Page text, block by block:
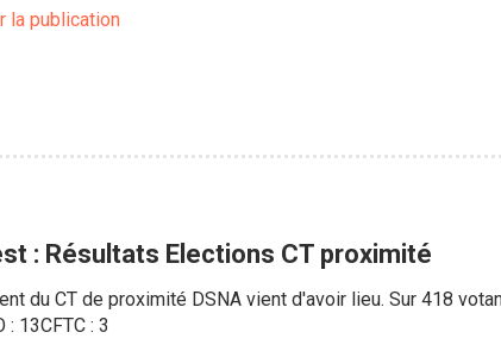
la publication
: Résultats Elections CT proximité
du CT de proximité DSNA vient d'avoir lieu. Sur 418
: 13CFTC : 3